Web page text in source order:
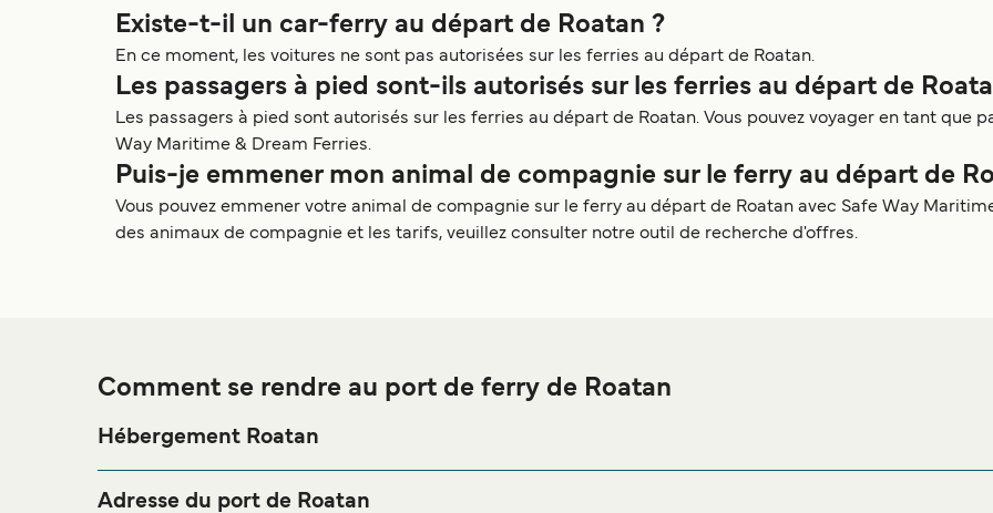
Existe-t-il un car-ferry au départ de Roatan ?
En ce moment, les voitures ne sont pas autorisées sur les ferries au départ de Roatan.
Les passagers à pied sont-ils autorisés sur les ferries au départ de
Les passagers à pied sont autorisés sur les ferries au départ de Roatan. Vous pouvez voyager en tant que
Way Maritime & Dream Ferries.
Puis-je emmener mon animal de compagnie sur le ferry au départ de
Vous pouvez emmener votre animal de compagnie sur le ferry au départ de Roatan avec Safe Way
des animaux de compagnie et les tarifs, veuillez consulter notre outil de recherche d'offres.
Comment se rendre au port de ferry de Roatan
Hébergement Roatan
merci de bien vouloir visiter notre page
Adresse du port de Roatan